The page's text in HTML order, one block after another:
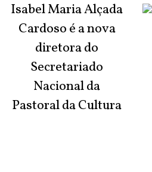
Isabel Maria Alçada
Cardoso é a nova
diretora do
Secretariado
Nacional da
Pastoral da Cultura